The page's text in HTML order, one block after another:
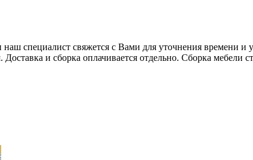
специалист свяжется с Вами для уточнения времени
и сборка оплачивается отдельно. Сборка мебели